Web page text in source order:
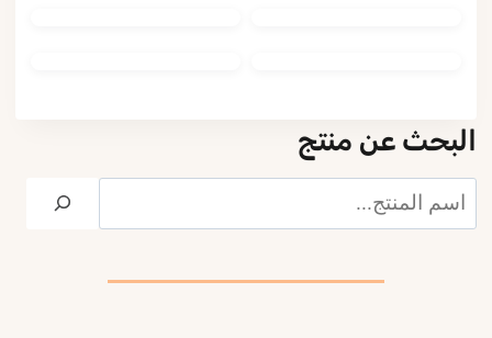
البحث عن منتج
بحث